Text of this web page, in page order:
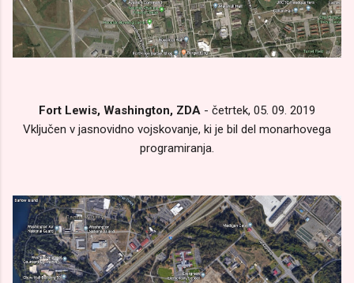
Fort Lewis, Washington, ZDA - četrtek, 05. 09. 2019
Vključen v jasnovidno vojskovanje, ki je bil del monarhovega
programiranja.